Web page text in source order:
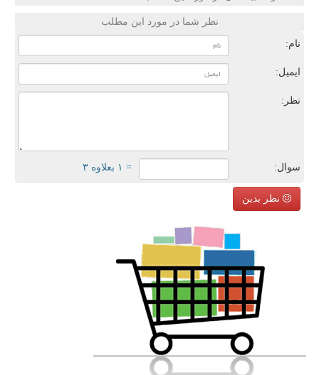
نظر شما در مورد این مطلب
نام:
ایمیل:
نظر:
سوال: = ۱ بعلاوه ۳
نظر بدین